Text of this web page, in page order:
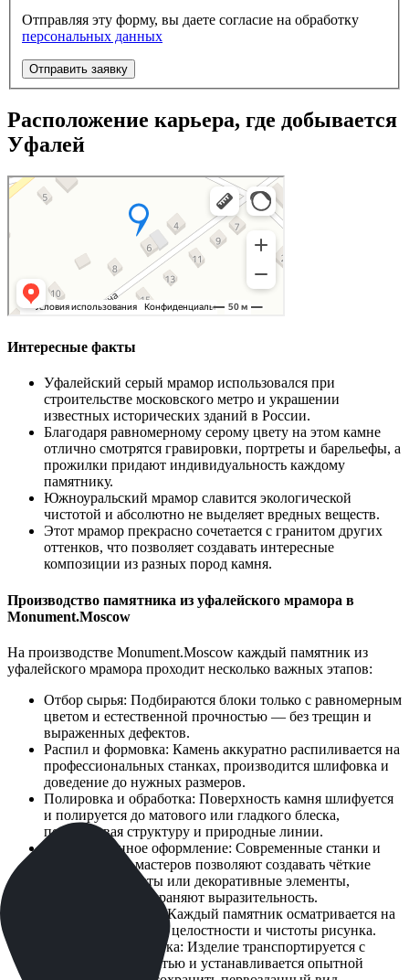
Отправляя эту форму, вы даете согласие на обработку
персональных данных
Отправить заявку
Расположение карьера, где добывается
Уфалей
Интересные факты
Уфалейский серый мрамор использовался при
строительстве московского метро и украшении
известных исторических зданий в России.
Благодаря равномерному серому цвету на этом камне
отлично смотрятся гравировки, портреты и барельефы, а
прожилки придают индивидуальность каждому
памятнику.
Южноуральский мрамор славится экологической
чистотой и абсолютно не выделяет вредных веществ.
Этот мрамор прекрасно сочетается с гранитом других
оттенков, что позволяет создавать интересные
композиции из разных пород камня.
Производство памятника из уфалейского мрамора в
Monument.Moscow
На производстве Monument.Moscow каждый памятник из
уфалейского мрамора проходит несколько важных этапов:
Отбор сырья: Подбираются блоки только с равномерным
цветом и естественной прочностью — без трещин и
выраженных дефектов.
Распил и формовка: Камень аккуратно распиливается на
профессиональных станках, производится шлифовка и
доведение до нужных размеров.
Полировка и обработка: Поверхность камня шлифуется
и полируется до матового или гладкого блеска,
подчеркивая структуру и природные линии.
Художественное оформление: Современные станки и
ручная работа мастеров позволяют создавать чёткие
надписи, портреты или декоративные элементы,
которые долго сохраняют выразительность.
Контроль качества: Каждый памятник осматривается на
предмет геометрии, целостности и чистоты рисунка.
Доставка и установка: Изделие транспортируется с
особой аккуратностью и устанавливается опытной